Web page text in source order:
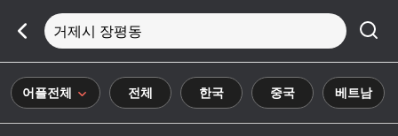
거제시 장평동
어플전체 전체 한국 중국 베트남